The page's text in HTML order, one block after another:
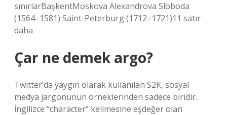
sınırlarBaşkentMoskova Alexandrova Sloboda
(1564–1581) Saint-Peterburg (1712–1721)11 satır
daha
Çar ne demek argo?
Twitter’da yaygın olarak kullanılan S2K, sosyal
medya jargonunun örneklerinden sadece biridir.
İngilizce “character” kelimesine eşdeğer olan